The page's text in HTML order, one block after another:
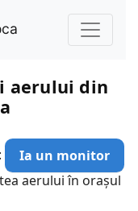
aerului din
Ia un monitor
aerului în orașul